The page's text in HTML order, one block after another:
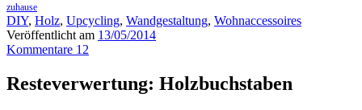
zuhause
DIY, Holz, Upcycling, Wandgestaltung, Wohnaccessoires
Veröffentlicht am 13/05/2014
Kommentare 12
Resteverwertung: Holzbuchstaben